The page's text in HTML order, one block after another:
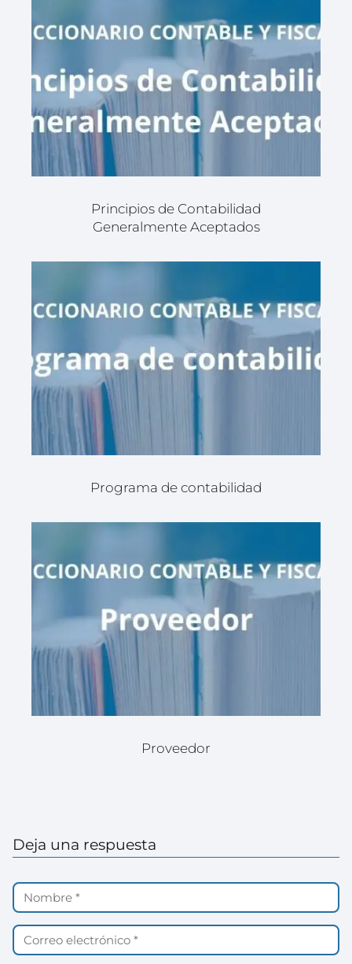
Principios de Contabilidad
Generalmente Aceptados
Programa de contabilidad
Proveedor
Deja una respuesta